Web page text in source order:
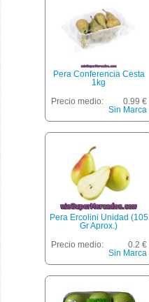
Pera Conferencia Cesta
1kg
Precio medio:
0.99 €
Sin Marca
Pera Ercolini Unidad (105
Gr Aprox.)
Precio medio:
0.2 €
Sin Marca